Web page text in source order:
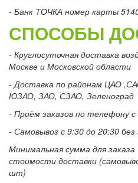
- Банк ТОЧКА номер карты
СПОСОБЫ
- Круглосуточная доставка
Москве и Московской области
- Доставка по районам ЦАО
ЮЗАО, ЗАО, СЗАО, Зеленоград
- Приём заказов по телефону
- Самовывоз с 9:30 до 20:30
Минимальная сумма для
стоимости доставки
шт)